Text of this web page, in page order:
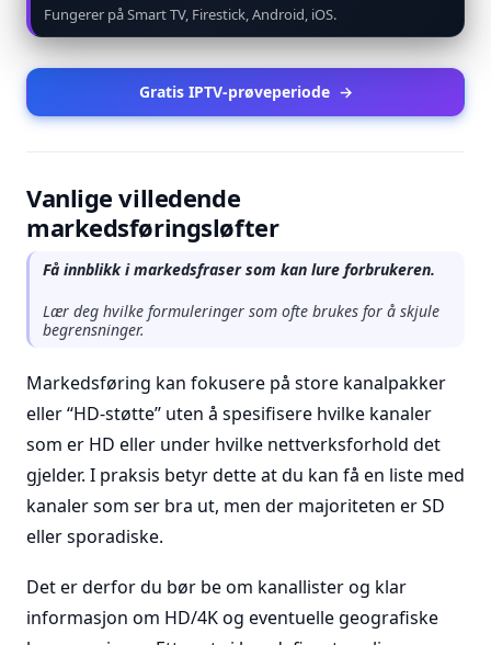
Fungerer på Smart TV, Firestick, Android, iOS.
Gratis IPTV-prøveperiode →
Vanlige villedende
markedsføringsløfter
Få innblikk i markedsfraser som kan lure forbrukeren.
Lær deg hvilke formuleringer som ofte brukes for å skjule
begrensninger.
Markedsføring kan fokusere på store kanalpakker
eller ‘‘HD-støtte’’ uten å spesifisere hvilke kanaler
som er HD eller under hvilke nettverksforhold det
gjelder. I praksis betyr dette at du kan få en liste med
kanaler som ser bra ut, men der majoriteten er SD
eller sporadiske.
Det er derfor du bør be om kanallister og klar
informasjon om HD/4K og eventuelle geografiske